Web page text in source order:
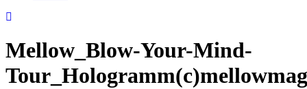
Mellow_Blow-Your-Mind-